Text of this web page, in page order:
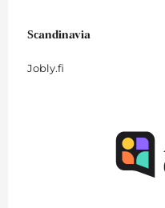
Scandinavia
Jobly.fi